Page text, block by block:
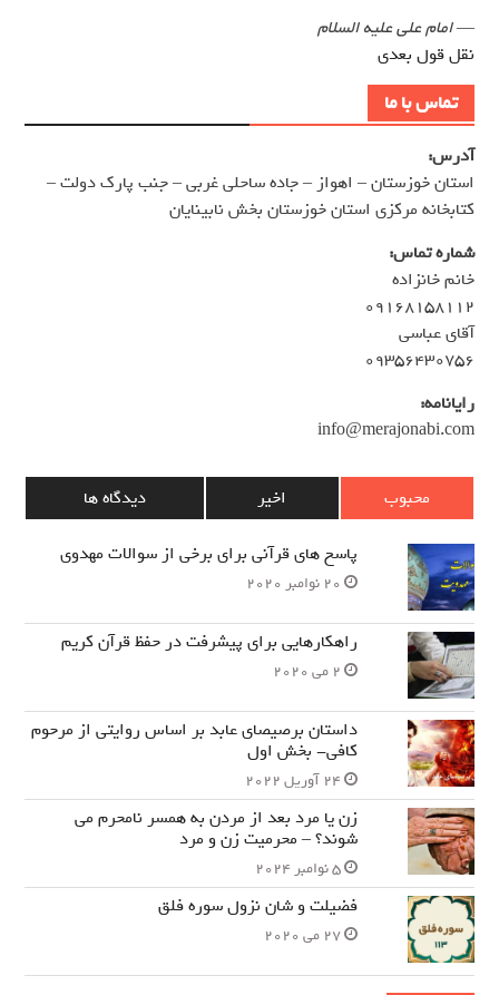
—امام علی علیه السلام
نقل قول بعدی
تماس با ما
آدرس:
استان خوزستان – اهواز – جاده ساحلی غربی – جنب پارک دولت –
کتابخانه مرکزی استان خوزستان بخش نابینایان
شماره تماس:
خانم خانزاده
۰۹۱۶۸۱۵۸۱۱۲
آقای عباسی
۰۹۳۵۶۴۳۰۷۵۶
رایانامه:
info@merajonabi.com
محبوب اخیر دیدگاه ها
پاسخ های قرآنی برای برخی از سوالات مهدوی
20 نوامبر 2020
راهکارهایی برای پیشرفت در حفظ قرآن کریم
2 می 2020
داستان برصیصای عابد بر اساس روایتی از مرحوم
کافی- بخش اول
24 آوریل 2022
زن یا مرد بعد از مردن به همسر نامحرم می
شوند؟ – محرمیت زن و مرد
5 نوامبر 2024
فضیلت و شان نزول سوره فلق
27 می 2020